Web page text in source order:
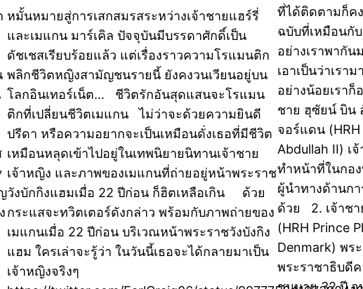
หมั้นหมายสู่การเสกสมรสระหว่างเจ้าชายแฮร์รี่
และเมแกน มาร์เคิล ปัจจุบันมีบรรดาศักดิ์เป็น
ดัชเชสเรียบร้อยแล้ว แต่เรื่องราวความโรแมนติก
พลิกชีวิตหญิงสามัญชนรายนี้ ยังคงวนเวียนอยู่บน
โลกอินเทอร์เน็ต… ชีวิตรักอันสุดแสนจะโรแมน
ติกที่เปลี่ยนชีวิตเมแกน ไม่ว่าจะด้วยความยินดี
ปรีดา หรือความอยากจะเป็นเหมือนดั่งเธอที่มีชีวิต
เหมือนหลุดเข้าไปอยู่ในเทพนิยายนิทานเจ้าชาย
เจ้าหญิง และภาพของเมแกนที่ถ่ายอยู่หน้าพระราช
วังบักกิงแฮมเมื่อ 22 ปีก่อน ก็ฮิตเหลือเกิน ด้วย
กระแสจะทวิตเตอร์ดังกล่าว พร้อมกับภาพถ่ายของ
เมแกนเมื่อ 22 ปีก่อน บริเวณหน้าพระราชวังบังกิง
แฮม ใครเล่าจะรู้ว่า ในวันนี้เธอจะได้กลายมาเป็น
เจ้าหญิงจริงๆ
ที่ได้ติดตามก็ค
ฉบับที่เหมือนกั
อย่างเราพากัน
เอาเป็นว่าเรา
อย่างน้อยเรา
ชาย ฮุซัยน์ บิน
จอร์แดน
Abdullah II) เ
ทำหน้าที่ในกอ
ผู้นำทางด้านก
ด้วย 2. เจ้าช
(HRH Prince
Denmark) พร
พระราชาธิบดี